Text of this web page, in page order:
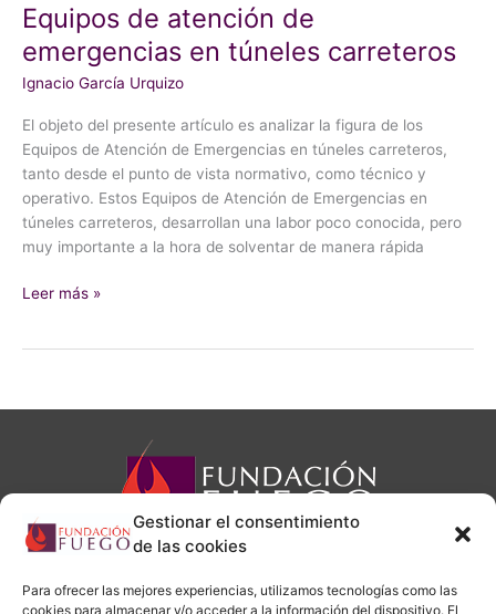
Gestionar el consentimiento
de las cookies
Para ofrecer las mejores experiencias, utilizamos tecnologías como las
cookies para almacenar y/o acceder a la información del dispositivo. El
Equipos de atención de
emergencias en túneles carreteros
Ignacio García Urquizo
El objeto del presente artículo es analizar la figura de los
Equipos de Atención de Emergencias en túneles carreteros,
tanto desde el punto de vista normativo, como técnico y
operativo. Estos Equipos de Atención de Emergencias en
túneles carreteros, desarrollan una labor poco conocida, pero
muy importante a la hora de solventar de manera rápida
Leer más »